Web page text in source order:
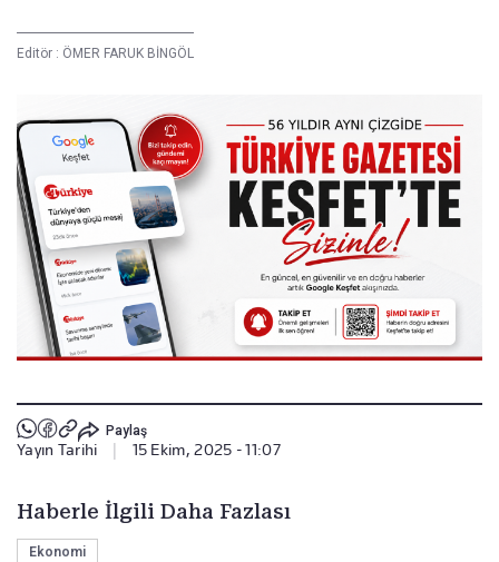
Editör : ÖMER FARUK BİNGÖL
Paylaş
Yayın Tarihi 15 Ekim, 2025 - 11:07
Haberle İlgili Daha Fazlası
Ekonomi